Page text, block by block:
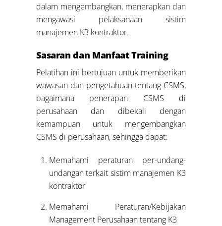
dalam mengembangkan, menerapkan dan
mengawasi pelaksanaan sistim
manajemen K3 kontraktor.
Sasaran dan Manfaat Training
Pelatihan ini bertujuan untuk memberikan
wawasan dan pengetahuan tentang CSMS,
bagaimana penerapan CSMS di
perusahaan dan dibekali dengan
kemampuan untuk mengembangkan
CSMS di perusahaan, sehingga dapat:
Memahami peraturan per-undang-
undangan terkait sistim manajemen K3
kontraktor
Memahami Peraturan/Kebijakan
Management Perusahaan tentang K3